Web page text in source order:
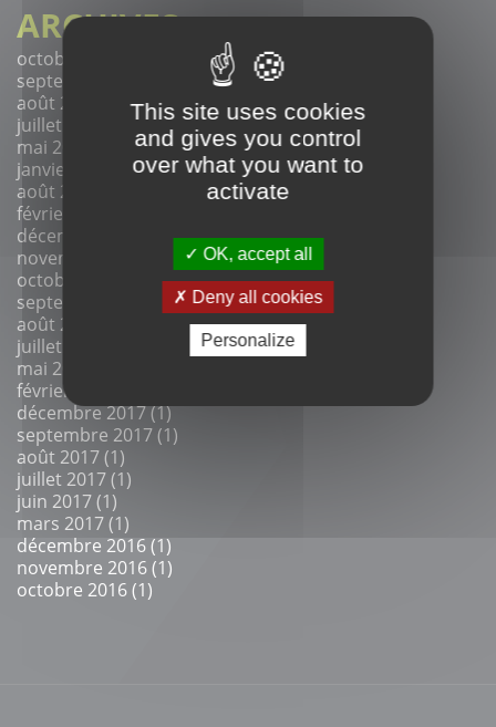
ARCHIVES
octobre 2020 (1)
septembre 2020 (3)
août 2020 (1)
juillet 2020 (1)
mai 2020 (2)
janvier 2020 (1)
août 2019 (1)
février 2019 (2)
décembre 2018 (1)
novembre 2018 (2)
octobre 2018 (1)
septembre 2018 (2)
août 2018 (1)
juillet 2018 (1)
mai 2018 (2)
février 2018 (1)
décembre 2017 (1)
septembre 2017 (1)
août 2017 (1)
juillet 2017 (1)
juin 2017 (1)
mars 2017 (1)
décembre 2016 (1)
novembre 2016 (1)
octobre 2016 (1)
This site uses cookies
and gives you control
over what you want to
activate
OK, accept all
Deny all cookies
Personalize